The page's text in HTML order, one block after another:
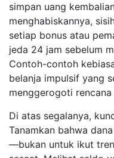
simpan uang
menghabiskannya,
setiap bonus atau
jeda 24 jam sebelum
Contoh-contoh
belanja impulsif yang
menggerogoti rencana
Di atas segalanya,
Tanamkan bahwa
—bukan untuk ikut